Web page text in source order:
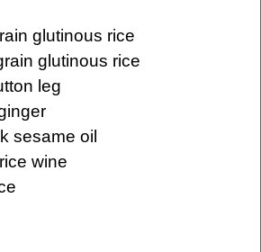
glutinous rice
glutinous rice
leg
sesame oil
wine